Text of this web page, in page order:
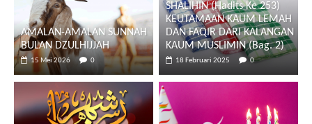
AMALAN-AMALAN SUNNAH
BULAN DZULHIJJAH
15 Mei 2026 0
SHALIHIN (Hadits Ke 253)
KEUTAMAAN KAUM LEMAH
DAN FAQIR DARI KALANGAN
KAUM MUSLIMIN (Bag. 2)
18 Februari 2025 0